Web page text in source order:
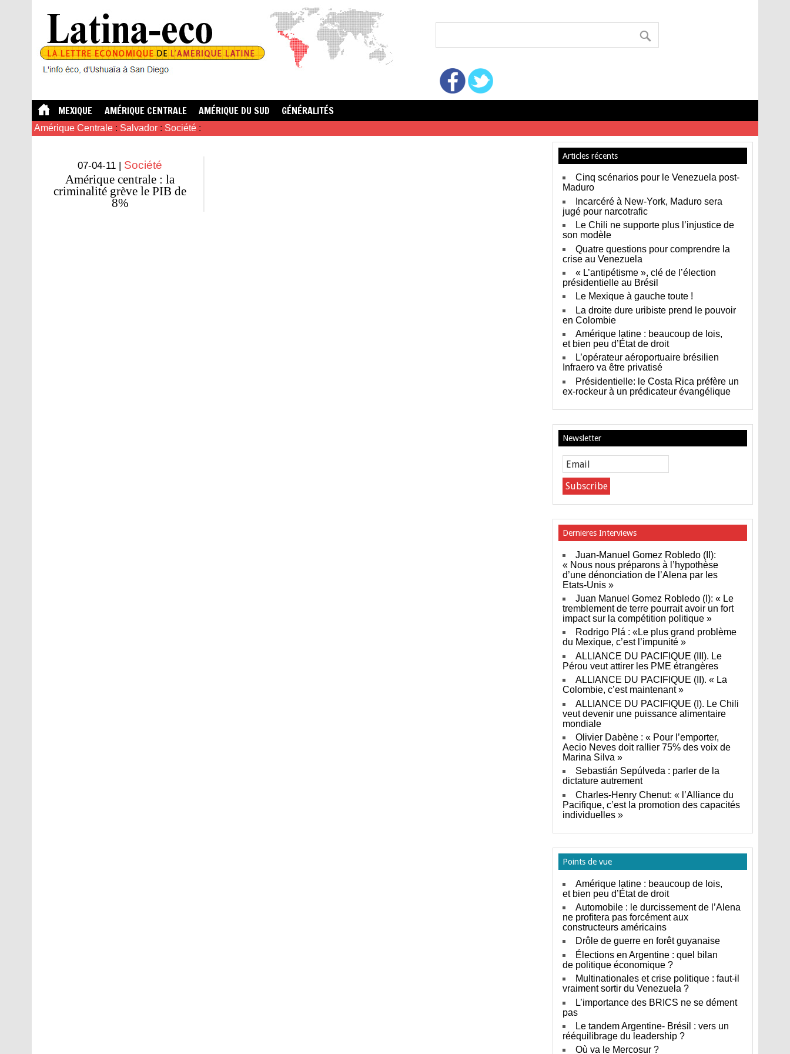
MEXIQUE AMÉRIQUE CENTRALE AMÉRIQUE DU SUD GÉNÉRALITÉS
Amérique Centrale: Salvador: Société:
07-04-11 | Société
Amérique centrale : la
criminalité grève le PIB de
8%
Articles récents
Cinq scénarios pour le Venezuela post-
Maduro
Incarcéré à New-York, Maduro sera
jugé pour narcotrafic
Le Chili ne supporte plus l’injustice de
son modèle
Quatre questions pour comprendre la
crise au Venezuela
« L’antipétisme », clé de l’élection
présidentielle au Brésil
Le Mexique à gauche toute !
La droite dure uribiste prend le pouvoir
en Colombie
Amérique latine : beaucoup de lois,
et bien peu d’État de droit
L’opérateur aéroportuaire brésilien
Infraero va être privatisé
Présidentielle: le Costa Rica préfère un
ex-rockeur à un prédicateur évangélique
Newsletter
Dernieres Interviews
Juan-Manuel Gomez Robledo (II):
« Nous nous préparons à l’hypothèse
d’une dénonciation de l’Alena par les
Etats-Unis »
Juan Manuel Gomez Robledo (I): « Le
tremblement de terre pourrait avoir un fort
impact sur la compétition politique »
Rodrigo Plá : «Le plus grand problème
du Mexique, c’est l’impunité »
ALLIANCE DU PACIFIQUE (III). Le
Pérou veut attirer les PME étrangères
ALLIANCE DU PACIFIQUE (II). « La
Colombie, c’est maintenant »
ALLIANCE DU PACIFIQUE (I). Le Chili
veut devenir une puissance alimentaire
mondiale
Olivier Dabène : « Pour l’emporter,
Aecio Neves doit rallier 75% des voix de
Marina Silva »
Sebastián Sepúlveda : parler de la
dictature autrement
Charles-Henry Chenut: « l’Alliance du
Pacifique, c’est la promotion des capacités
individuelles »
Points de vue
Amérique latine : beaucoup de lois,
et bien peu d’État de droit
Automobile : le durcissement de l’Alena
ne profitera pas forcément aux
constructeurs américains
Drôle de guerre en forêt guyanaise
Élections en Argentine : quel bilan
de politique économique ?
Multinationales et crise politique : faut-il
vraiment sortir du Venezuela ?
L’importance des BRICS ne se dément
pas
Le tandem Argentine- Brésil : vers un
rééquilibrage du leadership ?
Où va le Mercosur ?